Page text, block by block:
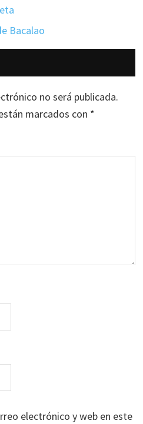
Bacalao
no será publicada.
marcados con *
electrónico y web en este